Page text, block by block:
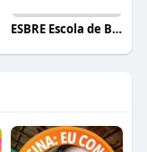
ESBRE Escola de Bares e Restaurantes